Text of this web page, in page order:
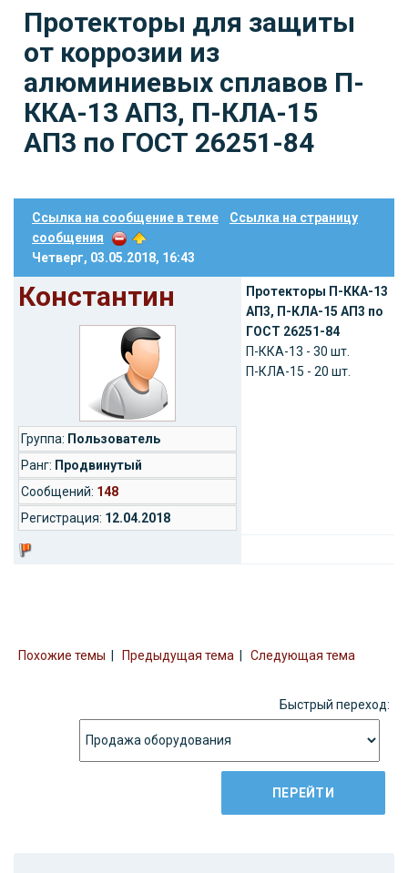
Протекторы для защиты
от коррозии из
алюминиевых сплавов П-
ККА-13 АП3, П-КЛА-15
АП3 по ГОСТ 26251-84
Ссылка на сообщение в теме
Ссылка на страницу
сообщения
Четверг, 03.05.2018, 16:43
Константин
Группа: Пользователь
Ранг: Продвинутый
Cообщений: 148
Регистрация: 12.04.2018
Протекторы П-ККА-13
АП3, П-КЛА-15 АП3 по
ГОСТ 26251-84
П-ККА-13 - 30 шт.
П-КЛА-15 - 20 шт.
Похожие темы Предыдущая тема Следующая тема
Быстрый переход: